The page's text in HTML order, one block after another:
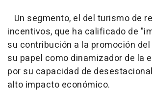
Un segmento, el del turismo de
incentivos, que ha calificado de
su contribución a la promoción
su papel como dinamizador de la
por su capacidad de
alto impacto económico.